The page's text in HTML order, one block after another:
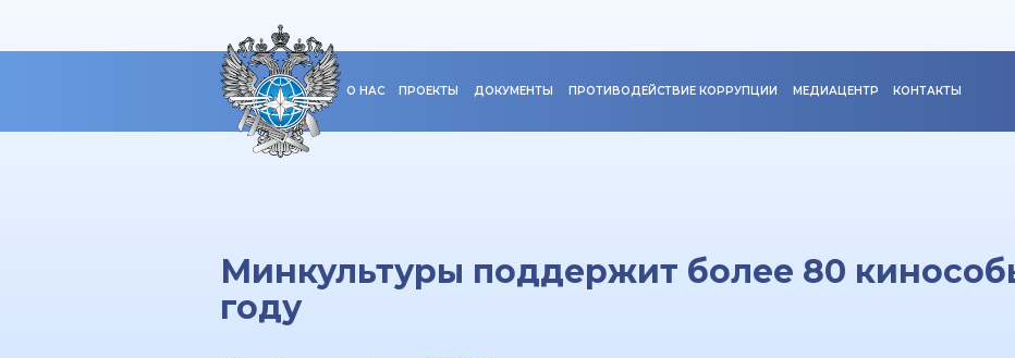
О НАС ПРОЕКТЫ ДОКУМЕНТЫ ПРОТИВОДЕЙСТВИЕ КОРРУПЦИИ МЕДИАЦЕНТР КОНТАКТЫ
Минкультуры поддержит более 80
году